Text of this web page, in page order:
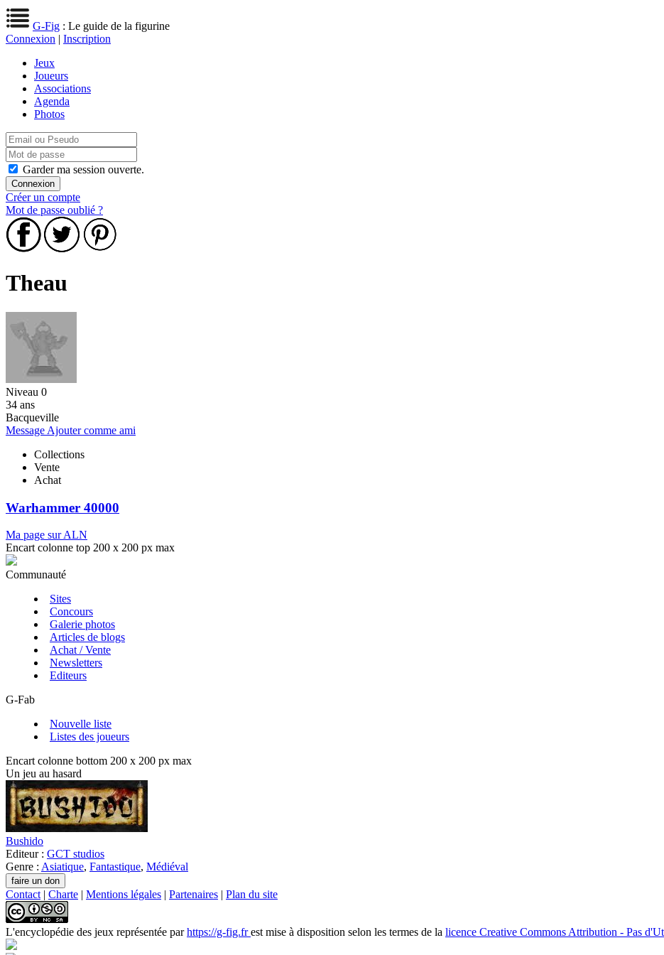
G-Fig : Le guide de la figurine
Connexion | Inscription
Jeux
Joueurs
Associations
Agenda
Photos
Garder ma session ouverte.
Créer un compte
Mot de passe oublié ?
Theau
Niveau 0
34 ans
Bacqueville
Message Ajouter comme ami
Collections
Vente
Achat
Warhammer 40000
Ma page sur ALN
Encart colonne top 200 x 200 px max
Communauté
Sites
Concours
Galerie photos
Articles de blogs
Achat / Vente
Newsletters
Editeurs
G-Fab
Nouvelle liste
Listes des joueurs
Encart colonne bottom 200 x 200 px max
Un jeu au hasard
Bushido
Editeur : GCT studios
Genre : Asiatique, Fantastique, Médiéval
Contact | Charte | Mentions légales | Partenaires | Plan du site
L'encyclopédie des jeux représentée parhttps://g-fig.frest mise à disposition selon les termes de la licence Creative Commons Attribution - Pas